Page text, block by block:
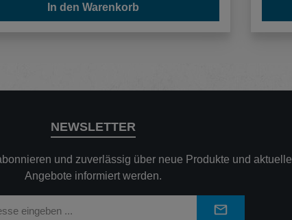
In den Warenkorb
NEWSLETTER
und zuverlässig über neue Produkte und aktuelle
Angebote informiert werden.